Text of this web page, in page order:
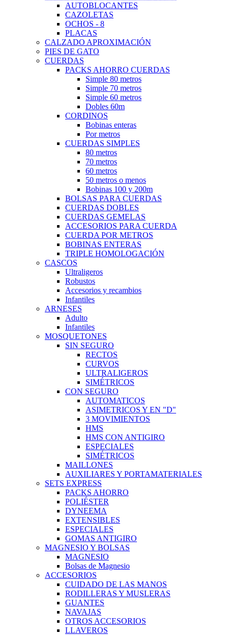
AUTOBLOCANTES
CAZOLETAS
OCHOS - 8
PLACAS
CALZADO APROXIMACIÓN
PIES DE GATO
CUERDAS
PACKS AHORRO CUERDAS
Simple 80 metros
Simple 70 metros
Simple 60 metros
Dobles 60m
CORDINOS
Bobinas enteras
Por metros
CUERDAS SIMPLES
80 metros
70 metros
60 metros
50 metros o menos
Bobinas 100 y 200m
BOLSAS PARA CUERDAS
CUERDAS DOBLES
CUERDAS GEMELAS
ACCESORIOS PARA CUERDA
CUERDA POR METROS
BOBINAS ENTERAS
TRIPLE HOMOLOGACIÓN
CASCOS
Ultraligeros
Robustos
Accesorios y recambios
Infantiles
ARNESES
Adulto
Infantiles
MOSQUETONES
SIN SEGURO
RECTOS
CURVOS
ULTRALIGEROS
SIMÉTRICOS
CON SEGURO
AUTOMATICOS
ASIMETRICOS Y EN "D"
3 MOVIMIENTOS
HMS
HMS CON ANTIGIRO
ESPECIALES
SIMÉTRICOS
MAILLONES
AUXILIARES Y PORTAMATERIALES
SETS EXPRESS
PACKS AHORRO
POLIÉSTER
DYNEEMA
EXTENSIBLES
ESPECIALES
GOMAS ANTIGIRO
MAGNESIO Y BOLSAS
MAGNESIO
Bolsas de Magnesio
ACCESORIOS
CUIDADO DE LAS MANOS
RODILLERAS Y MUSLERAS
GUANTES
NAVAJAS
OTROS ACCESORIOS
LLAVEROS